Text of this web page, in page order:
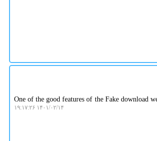
One of the good features of the Fake download
۱۴۰۱/۰۲/۱۴ ۱۹:۱۷:۲۶